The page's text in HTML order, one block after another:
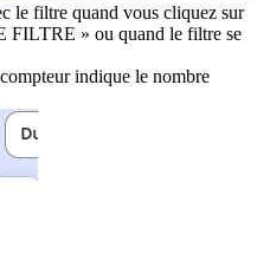
le filtre quand vous cliquez sur
» ou quand le filtre se
indique le nombre